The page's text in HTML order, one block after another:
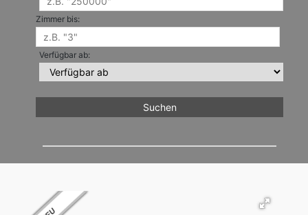
Zimmer bis:
Verfügbar ab: